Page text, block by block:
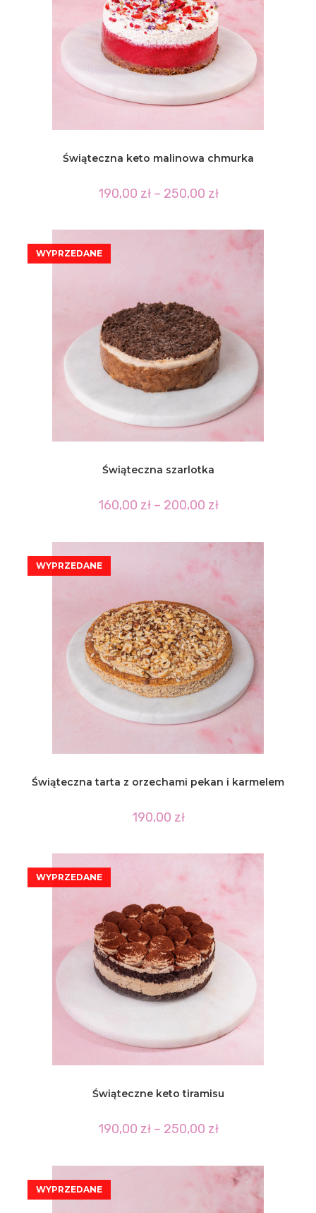
Świąteczna keto malinowa chmurka
190,00 zł – 250,00 złZakres
cen:
do
250,00 zł
Świąteczna szarlotka
160,00 zł – 200,00 złZakres
cen:
do
200,00 zł
Świąteczna tarta z orzechami pekan i karmelem
190,00 zł
Świąteczne keto tiramisu
190,00 zł – 250,00 złZakres
cen:
do
250,00 zł